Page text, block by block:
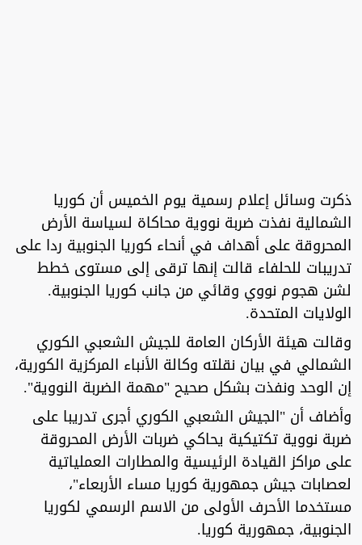
ذكرت وسائل إعلام رسمية يوم الخميس أن كوريا
الشمالية نفذت ضربة نووية محاكاة لسياسة الأرض
المحروقة على أهداف في أنحاء كوريا الجنوبية ردا على
تدريبات للحلفاء قالت إنها ترقى إلى مستوى خطط
لشن هجوم نووي وقائي من جانب كوريا الجنوبية.
الولايات المتحدة.
وقالت هيئة الأركان العامة للجيش الشعبي الكوري
الشمالي في بيان نقلته وكالة الأنباء المركزية الكورية،
إن الوحد ونفذت بشكل صحيح "مهمة الضربة النووية".
وأضاف أن "الجيش الشعبي الكوري أجرى تدريبا على
ضربة نووية تكتيكية يحاكي ضربات الأرض المحروقة
على مراكز القيادة الرئيسية والمطارات العملياتية
لعصابات جيش جمهورية كوريا مساء الأربعاء"،
مستخدما الأحرف الأولى من الاسم الرسمي لكوريا
الجنوبية، جمهورية كوريا.